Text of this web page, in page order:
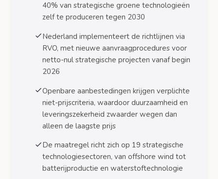
Supply chain resilience en kritieke
grondstoffen
Nederlandse implementatie via RVO en
aanvraagprocedures
RVO als uitvoeringsorganisatie voor
Aanvraagproces voor netto-nul
strategisch project status
Beoordelingscriteria en tijdlijnen voor
Gevolgen voor openbare aanbestedingen en
marktwerking
40% van strategische groene technologieën
zelf te produceren tegen 2030
Nederland implementeert de richtlijnen via
RVO, met nieuwe aanvraagprocedures voor
netto-nul strategische projecten vanaf begin
2026
Openbare aanbestedingen krijgen verplichte
niet-prijscriteria, waardoor duurzaamheid en
leveringszekerheid zwaarder wegen dan
alleen de laagste prijs
De maatregel richt zich op 19 strategische
technologiesectoren, van offshore wind tot
batterijproductie en waterstoftechnologie